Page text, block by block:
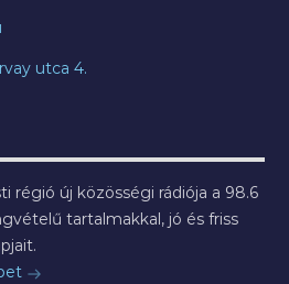
utca 4.
régió új közösségi rádiója a 98.6
tartalmakkal, jó és friss